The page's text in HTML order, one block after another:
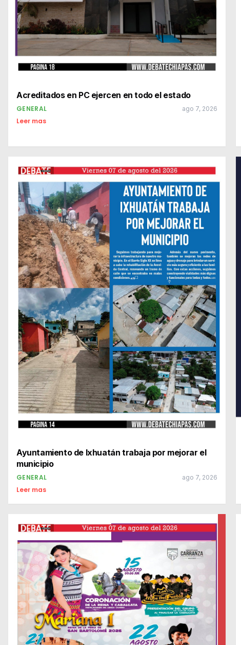
Acreditados en PC ejercen en todo el estado
GENERAL ago 7, 2026
Leer mas
Ayuntamiento de Ixhuatán trabaja por mejorar el
municipio
GENERAL ago 7, 2026
Leer mas